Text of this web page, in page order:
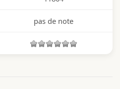
pas de note